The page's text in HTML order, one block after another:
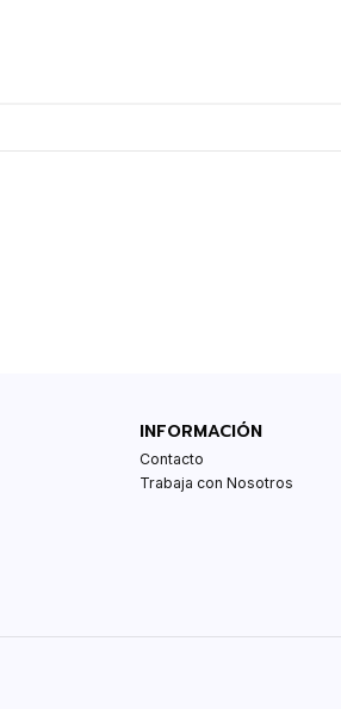
INFORMACIÓN
Contacto
Trabaja con Nosotros